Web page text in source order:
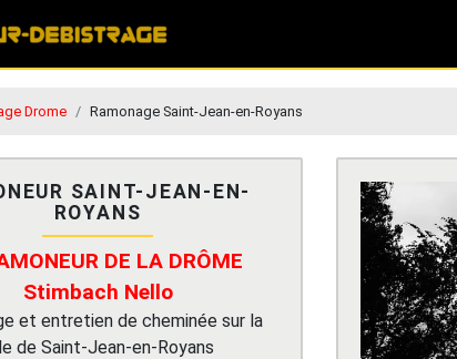
Drome Ramonage Saint-Jean-en-Royans
SAINT-JEAN-EN-
ROYANS
DE LA DRÔME
Stimbach Nello
et entretien de cheminée sur la
de Saint-Jean-en-Royans